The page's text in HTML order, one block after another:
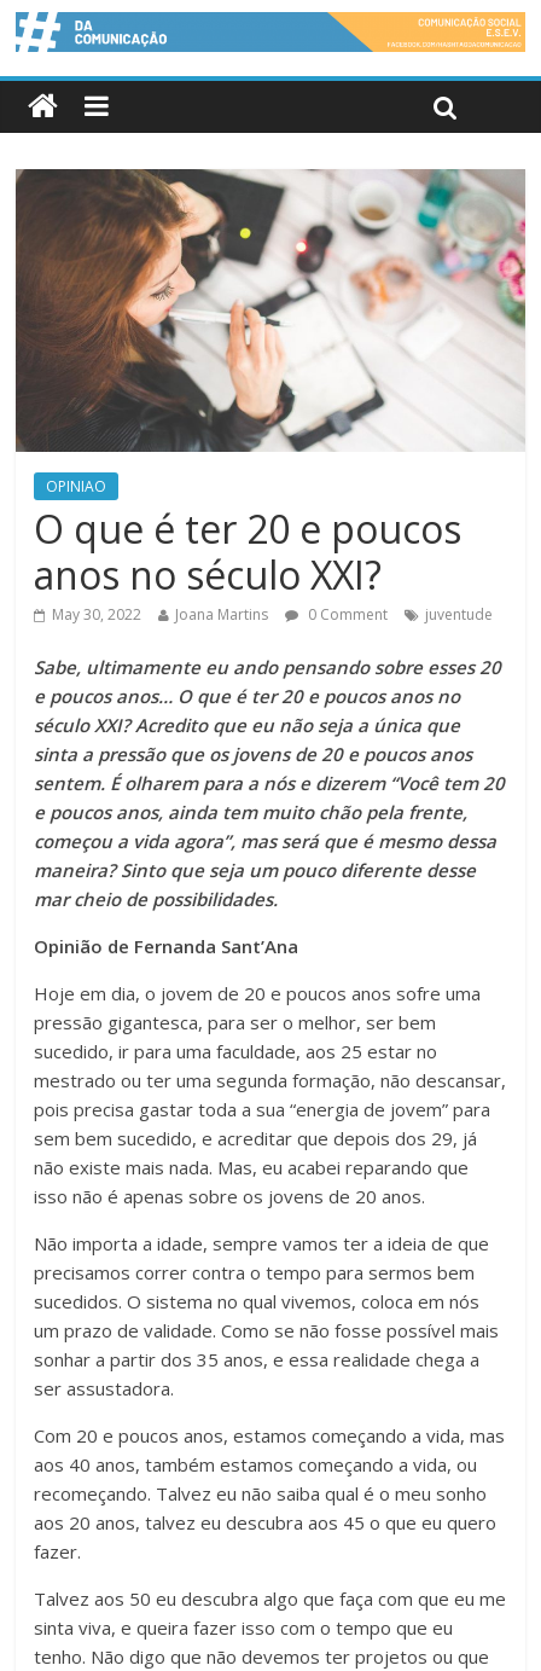
OPINIAO
O que é ter 20 e poucos
anos no século XXI?
May 30, 2022 Joana Martins 0 Comment juventude
Sabe, ultimamente eu ando pensando sobre esses 20
e poucos anos… O que é ter 20 e poucos anos no
século XXI? Acredito que eu não seja a única que
sinta a pressão que os jovens de 20 e poucos anos
sentem. É olharem para a nós e dizerem “Você tem 20
e poucos anos, ainda tem muito chão pela frente,
começou a vida agora”, mas será que é mesmo dessa
maneira? Sinto que seja um pouco diferente desse
mar cheio de possibilidades.
Opinião de Fernanda Sant’Ana
Hoje em dia, o jovem de 20 e poucos anos sofre uma
pressão gigantesca, para ser o melhor, ser bem
sucedido, ir para uma faculdade, aos 25 estar no
mestrado ou ter uma segunda formação, não descansar,
pois precisa gastar toda a sua “energia de jovem” para
sem bem sucedido, e acreditar que depois dos 29, já
não existe mais nada. Mas, eu acabei reparando que
isso não é apenas sobre os jovens de 20 anos.
Não importa a idade, sempre vamos ter a ideia de que
precisamos correr contra o tempo para sermos bem
sucedidos. O sistema no qual vivemos, coloca em nós
um prazo de validade. Como se não fosse possível mais
sonhar a partir dos 35 anos, e essa realidade chega a
ser assustadora.
Com 20 e poucos anos, estamos começando a vida, mas
aos 40 anos, também estamos começando a vida, ou
recomeçando. Talvez eu não saiba qual é o meu sonho
aos 20 anos, talvez eu descubra aos 45 o que eu quero
fazer.
Talvez aos 50 eu descubra algo que faça com que eu me
sinta viva, e queira fazer isso com o tempo que eu
tenho. Não digo que não devemos ter projetos ou que